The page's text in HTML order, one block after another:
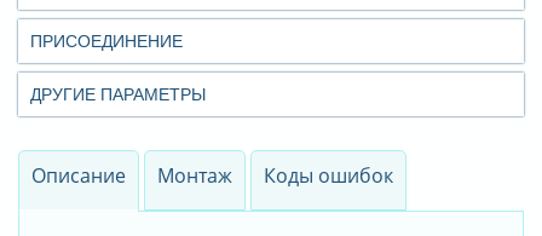
ПРИСОЕДИНЕНИЕ
ДРУГИЕ ПАРАМЕТРЫ
Описание Монтаж Коды ошибок